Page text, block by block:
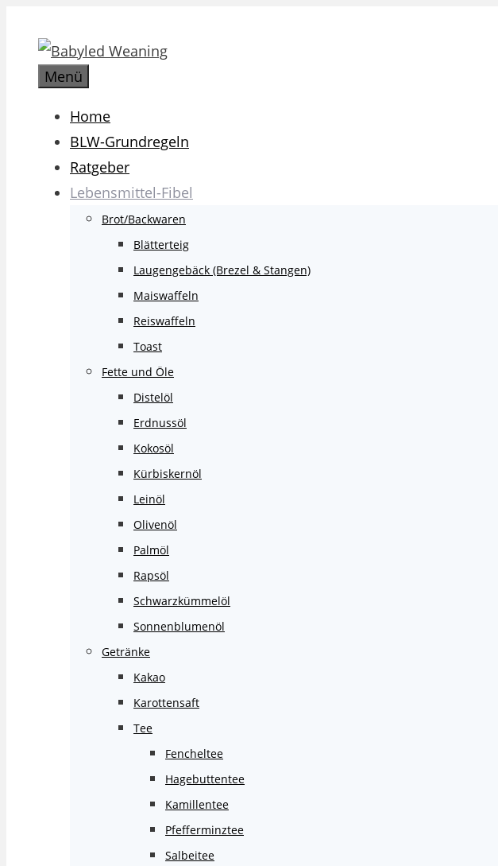
Inhalt
springenMenü
Home
BLW-Grundregeln
Ratgeber
Lebensmittel-Fibel
Brot/Backwaren
Blätterteig
Laugengebäck (Brezel & Stangen)
Maiswaffeln
Reiswaffeln
Toast
Fette und Öle
Distelöl
Erdnussöl
Kokosöl
Kürbiskernöl
Leinöl
Olivenöl
Palmöl
Rapsöl
Schwarzkümmelöl
Sonnenblumenöl
Getränke
Kakao
Karottensaft
Tee
Fencheltee
Hagebuttentee
Kamillentee
Pfefferminztee
Salbeitee